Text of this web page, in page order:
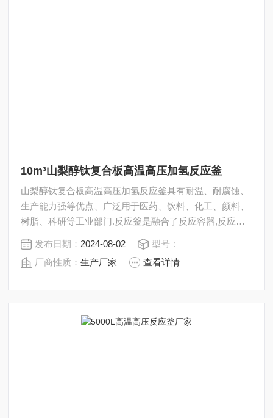
10m³山梨醇钛复合板高温高压加氢反应釜
山梨醇钛复合板高温高压加氢反应釜具有耐温、耐腐蚀、
生产能力强等优点、广泛用于医药、饮料、化工、颜料、
树脂、科研等工业部门.反应釜是融合了反应容器,反应条
件控制系统,实验器械.对反应过程中的温度、压力、搅
拌、反应物/产物等重要参数进行严格的调控.
发布日期： 2024-08-02
型号：
厂商性质：生产厂家 查看详情